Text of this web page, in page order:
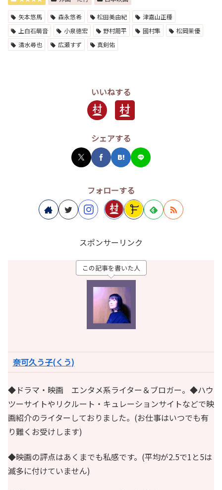
矢本悠馬 森永悠希 松田美由紀
津嘉山正種
上白石萌音
小泉徳宏 野村周平 國村隼
松岡茉優
清水尋也
広瀬すず 真剣佑
いいねする
シェアする
フォローする
スポンサーリンク
この記事を書いた人
奈可久う子(くう)
◆ドラマ・映画 エンタメ系ライター＆ブロガー。◆ハウ
ツーサイトやリクルート・キュレーションサイトなどで映
画紹介のライターしておりました。(お仕事はいつでも有
り難くお受けします)
◆映画の評点はあくまでも私感です。(平均が2.5で1と5は
滅多に付けていません)